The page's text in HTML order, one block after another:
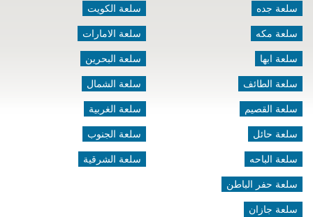
سلعة جده
سلعة مكه
سلعة ابها
سلعة الطائف
سلعة القصيم
سلعة حائل
سلعة الباحه
سلعة حفر الباطن
سلعة جازان
سلعة الكويت
سلعة الامارات
سلعة البحرين
سلعة الشمال
سلعة الغربية
سلعة الجنوب
سلعة الشرقية